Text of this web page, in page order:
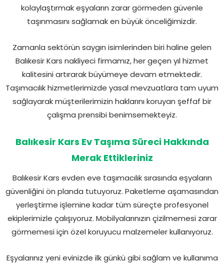
kolaylaştırmak eşyaların zarar görmeden güvenle
taşınmasını sağlamak en büyük önceliğimizdir.
Zamanla sektörün saygın isimlerinden biri haline gelen
Balıkesir Kars nakliyeci firmamız, her geçen yıl hizmet
kalitesini artırarak büyümeye devam etmektedir.
Taşımacılık hizmetlerimizde yasal mevzuatlara tam uyum
sağlayarak müşterilerimizin haklarını koruyan şeffaf bir
çalışma prensibi benimsemekteyiz.
Balıkesir Kars Ev Taşıma Süreci Hakkında
Merak Ettikleriniz
Balıkesir Kars evden eve taşımacılık sırasında eşyaların
güvenliğini ön planda tutuyoruz. Paketleme aşamasından
yerleştirme işlemine kadar tüm süreçte profesyonel
ekiplerimizle çalışıyoruz. Mobilyalarınızın çizilmemesi zarar
görmemesi için özel koruyucu malzemeler kullanıyoruz.
Eşyalarınız yeni evinizde ilk günkü gibi sağlam ve kullanıma